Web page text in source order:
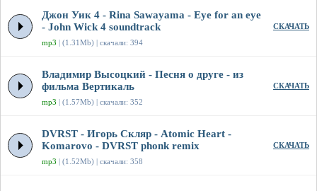
Джон Уик 4 - Rina Sawayama - Eye for an eye
- John Wick 4 soundtrack
mp3 | (1.31Mb) | скачали: 394
СКАЧАТЬ
Владимир Высоцкий - Песня о друге - из
фильма Вертикаль
mp3 | (1.57Mb) | скачали: 352
СКАЧАТЬ
DVRST - Игорь Скляр - Atomic Heart -
Komarovo - DVRST phonk remix
mp3 | (1.52Mb) | скачали: 358
СКАЧАТЬ